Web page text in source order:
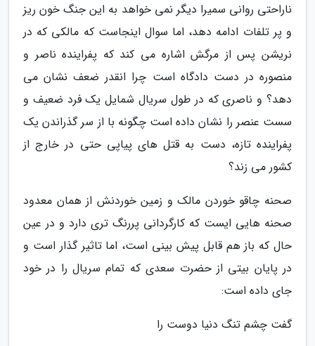
ناراحتی روانی سمیرا دیگر نمی خواهد به این جنگ خون ریز
و پر تلفات ادامه دهد، اما سوال اینجاست که مالکی که در
نریشن پس از مرگش اشاره می کند که پفراینده ناصر و
منصوره در دست دادگاه است چرا انقدر ضعف نشان می
دهد؟ و ناصری که در طول سریال شمایل یک فرد ضعیف و
سست عنصر را نشان داده است چگونه با از سر گذراندن یک
پفراینده تازه، دست به قتل های پیاپی حتی در خارج از
کشور می زند؟
صحنه چاقو خوردن مالک و زمین خوردنش از همان معدود
صحنه هایی ایست که کارگردانی پررنگ تری دارد و در عین
حال که باز هم قابل پیش بینی است، اما تاثیر گذار است و
در پایان بیتی از حضرت سعدی که تمام سریال را در خود
جای داده است:
گفت چشم تنگ دنیا دوست را